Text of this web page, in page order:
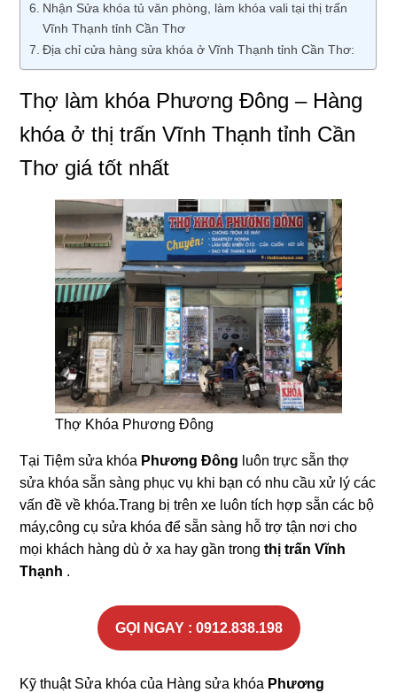
Nhận Sửa khóa tủ văn phòng, làm khóa vali tại thị trấn
Vĩnh Thạnh tỉnh Cần Thơ
Địa chỉ cửa hàng sửa khóa ở Vĩnh Thạnh tỉnh Cần Thơ:
Thợ làm khóa Phương Đông – Hàng
khóa ở thị trấn Vĩnh Thạnh tỉnh Cần
Thơ giá tốt nhất
Thợ Khóa Phương Đông
Tại Tiệm sửa khóa Phương Đông luôn trực sẵn thợ
sửa khóa sẵn sàng phục vụ khi bạn có nhu cầu xử lý các
vấn đề về khóa.Trang bị trên xe luôn tích hợp sẵn các bộ
máy,công cụ sửa khóa để sẵn sàng hỗ trợ tận nơi cho
mọi khách hàng dù ở xa hay gần trongthị trấn Vĩnh
Thạnh .
GỌI NGAY : 0912.838.198
Kỹ thuật Sửa khóa của Hàng sửa khóa Phương